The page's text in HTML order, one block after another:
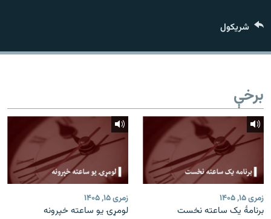
راسره ملګري شئ
د ازادې اروپا/ ازادي راډيو ټولې پاڼې
شريکول
برخې
زمری ۱۵, ۱۴۰۵
برنامۀ یک ساعته نخست
زمری ۱۵, ۱۴۰۵
لومړۍ یو ساعته خپرونه